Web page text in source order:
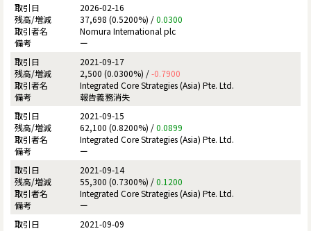
2026-02-16
37,698 (0.5200%) /0.0300
Nomura International plc
ー
2021-09-17
2,500 (0.0300%) /-0.7900
Integrated Core Strategies (Asia) Pte. Ltd.
報告義務消失
2021-09-15
62,100 (0.8200%) /0.0899
Integrated Core Strategies (Asia) Pte. Ltd.
ー
2021-09-14
55,300 (0.7300%) /0.1200
Integrated Core Strategies (Asia) Pte. Ltd.
ー
2021-09-09